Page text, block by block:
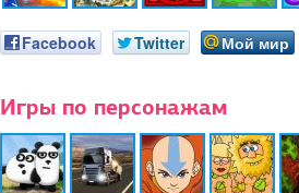
Facebook Twitter Мой мир
Игры по персонажам